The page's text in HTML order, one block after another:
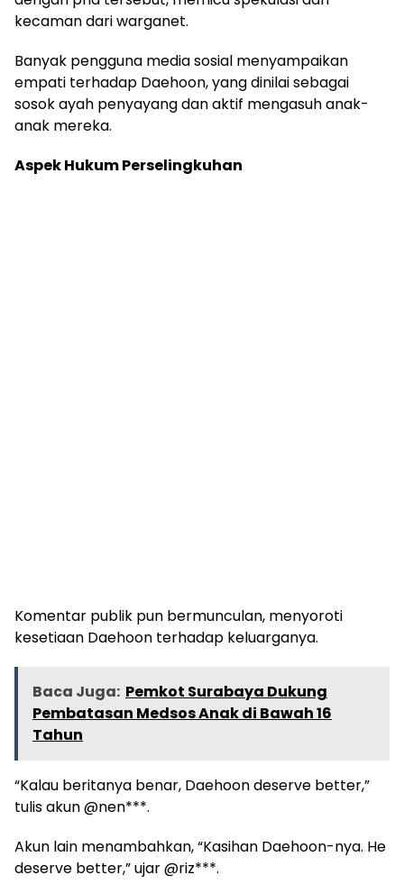
kecaman dari warganet.
Banyak pengguna media sosial menyampaikan
empati terhadap Daehoon, yang dinilai sebagai
sosok ayah penyayang dan aktif mengasuh anak-
anak mereka.
Aspek Hukum Perselingkuhan
Komentar publik pun bermunculan, menyoroti
kesetiaan Daehoon terhadap keluarganya.
Baca Juga: Pemkot Surabaya Dukung
Pembatasan Medsos Anak di Bawah 16
Tahun
“Kalau beritanya benar, Daehoon deserve better,”
tulis akun @nen***.
Akun lain menambahkan, “Kasihan Daehoon-nya. He
deserve better,” ujar @riz***.